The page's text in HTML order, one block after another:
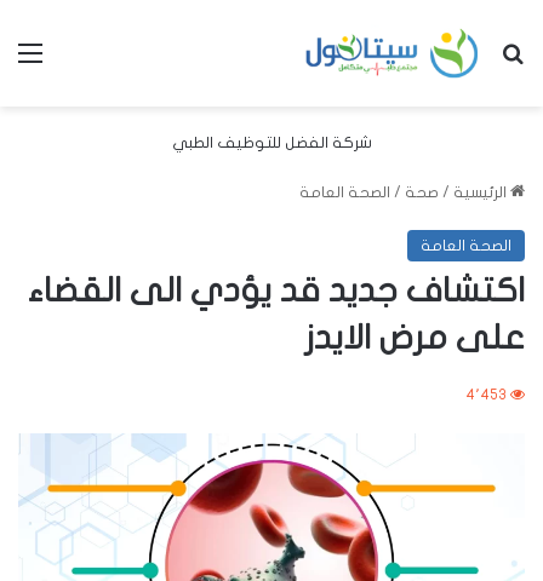
بحث عن
شركة الفضل للتوظيف الطبي
الرئيسية / صحة / الصحة العامة
الصحة العامة
اكتشاف جديد قد يؤدي الى القضاء
على مرض الايدز
4٬453